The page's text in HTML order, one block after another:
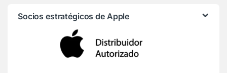
Socios estratégicos de Apple